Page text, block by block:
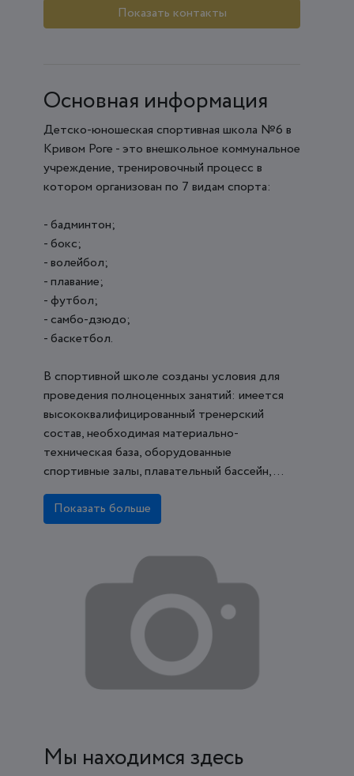
Показать контакты
Основная информация
Детско-юношеская спортивная школа №6 в
Кривом Роге - это внешкольное коммунальное
учреждение, тренировочный процесс в
котором организован по 7 видам спорта:
- бадминтон;
- бокс;
- волейбол;
- плавание;
- футбол;
- самбо-дзюдо;
- баскетбол.
В спортивной школе созданы условия для
проведения полноценных занятий: имеется
высококвалифицированный тренерский
состав, необходимая материально-
техническая база, оборудованные
спортивные залы, плавательный бассейн, ...
Показать больше
Мы находимся здесь